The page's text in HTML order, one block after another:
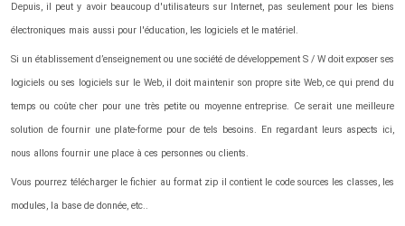
Depuis, il peut y avoir beaucoup d'utilisateurs sur Internet, pas seulement pour les biens
électroniques mais aussi pour l'éducation, les logiciels et le matériel.
Si un établissement d’enseignement ou une société de développement S / W doit exposer ses
logiciels ou ses logiciels sur le Web, il doit maintenir son propre site Web, ce qui prend du
temps ou coûte cher pour une très petite ou moyenne entreprise. Ce serait une meilleure
solution de fournir une plate-forme pour de tels besoins. En regardant leurs aspects ici,
nous allons fournir une place à ces personnes ou clients.
Vous pourrez télécharger le fichier au format zip il contient le code sources les classes, les
modules, la base de donnée, etc..